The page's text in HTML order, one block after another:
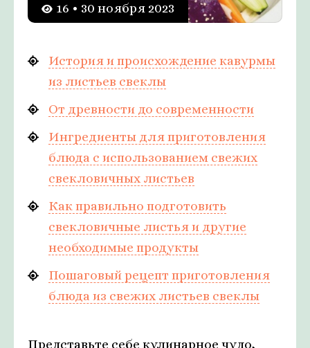
16 • 30 ноября 2023
История и происхождение кавурмы
из листьев свеклы
От древности до современности
Ингредиенты для приготовления
блюда с использованием свежих
свекловичных листьев
Как правильно подготовить
свекловичные листья и другие
необходимые продукты
Пошаговый рецепт приготовления
блюда из свежих листьев свеклы
Представьте себе кулинарное чудо,